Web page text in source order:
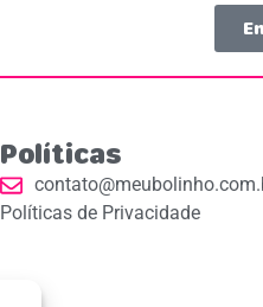
Políticas
Políticas de Privacidade